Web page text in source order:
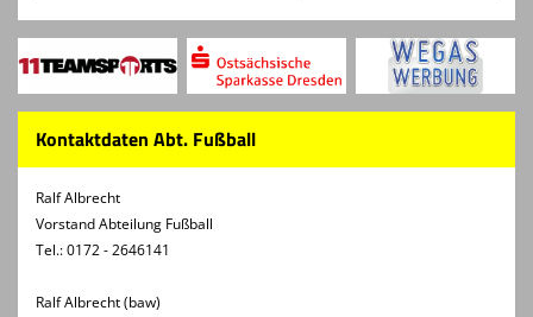
Kontaktdaten Abt. Fußball
Ralf Albrecht
Vorstand Abteilung Fußball
Tel.: 0172 - 2646141
Ralf Albrecht (baw)